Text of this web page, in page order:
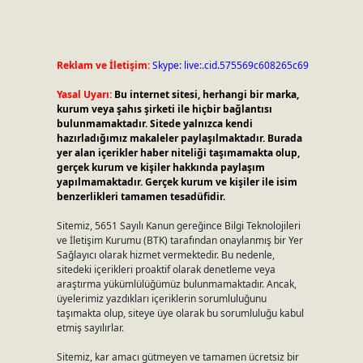
Reklam ve İletişim:Skype: live:.cid.575569c608265c69
Yasal Uyarı: Bu internet sitesi, herhangi bir marka,
kurum veya şahıs şirketi ile hiçbir bağlantısı
bulunmamaktadır. Sitede yalnızca kendi
hazırladığımız makaleler paylaşılmaktadır. Burada
yer alan içerikler haber niteliği taşımamakta olup,
gerçek kurum ve kişiler hakkında paylaşım
yapılmamaktadır. Gerçek kurum ve kişiler ile isim
benzerlikleri tamamen tesadüfidir.
Sitemiz, 5651 Sayılı Kanun gereğince Bilgi Teknolojileri
ve İletişim Kurumu (BTK) tarafından onaylanmış bir Yer
Sağlayıcı olarak hizmet vermektedir. Bu nedenle,
sitedeki içerikleri proaktif olarak denetleme veya
araştırma yükümlülüğümüz bulunmamaktadır. Ancak,
üyelerimiz yazdıkları içeriklerin sorumluluğunu
taşımakta olup, siteye üye olarak bu sorumluluğu kabul
etmiş sayılırlar.
Sitemiz, kar amacı gütmeyen ve tamamen ücretsiz bir